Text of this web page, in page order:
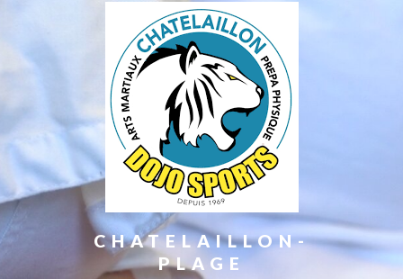
CHATELAILLON-
PLAGE